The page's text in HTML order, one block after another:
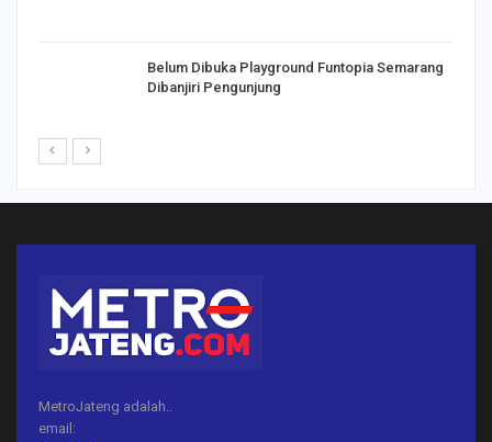
Belum Dibuka Playground Funtopia Semarang
Dibanjiri Pengunjung
MetroJateng adalah..
email: